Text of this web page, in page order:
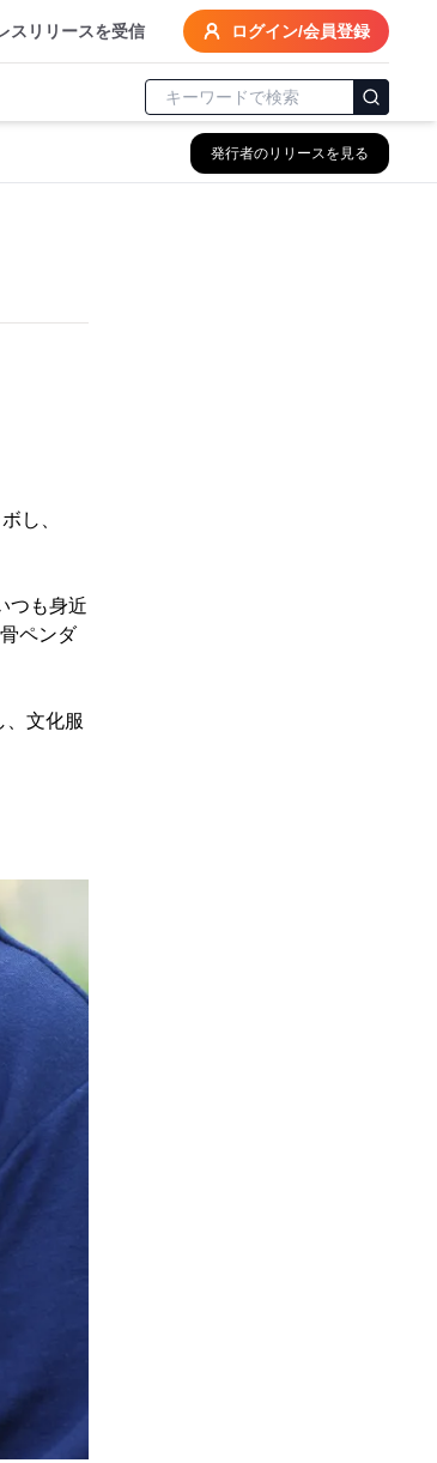
スリリースを受信 ログイン/会員登録
発行者のリリースを見る
し、
つも身近
ペンダ
、文化服